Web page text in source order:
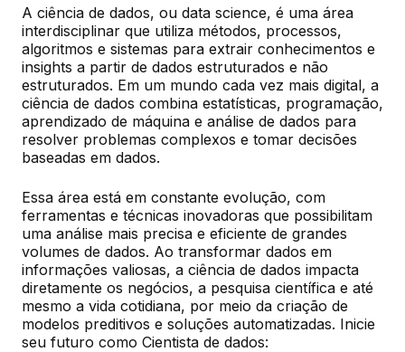
A ciência de dados, ou data science, é uma área
interdisciplinar que utiliza métodos, processos,
algoritmos e sistemas para extrair conhecimentos e
insights a partir de dados estruturados e não
estruturados. Em um mundo cada vez mais digital, a
ciência de dados combina estatísticas, programação,
aprendizado de máquina e análise de dados para
resolver problemas complexos e tomar decisões
baseadas em dados.
Essa área está em constante evolução, com
ferramentas e técnicas inovadoras que possibilitam
uma análise mais precisa e eficiente de grandes
volumes de dados. Ao transformar dados em
informações valiosas, a ciência de dados impacta
diretamente os negócios, a pesquisa científica e até
mesmo a vida cotidiana, por meio da criação de
modelos preditivos e soluções automatizadas. Inicie
seu futuro como Cientista de dados: